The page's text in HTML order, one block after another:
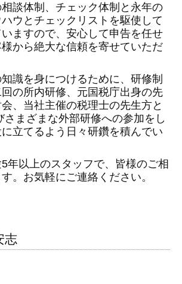
談体制、チェック体制と永年の
ウとチェックリストを駆使して
ますので、安心して申告を任せ
から絶大な信頼を寄せていただ
識を身につけるために、研修制
の所内研修、元国税庁出身の先
、当社主催の税理士の先生方と
さまざまな外部研修への参加をし
立てるよう日々研鑽を積んでい
年以上のスタッフで、皆様のご相
。お気軽にご連絡ください。
志